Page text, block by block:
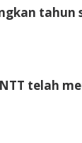
tahun
telah